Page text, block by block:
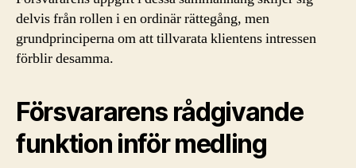
delvis från rollen i en ordinär rättegång, men
grundprinciperna om att tillvarata klientens intressen
förblir desamma.
Försvararens rådgivande
funktion inför medling